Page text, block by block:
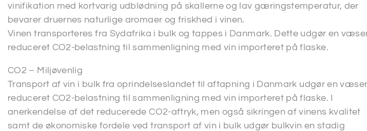
vinifikation med kortvarig udblødning på skallerne og lav gæringstemperatur, der
bevarer druernes naturlige aromaer og friskhed i vinen.
Vinen transporteres fra Sydafrika i bulk og tappes i Danmark. Dette udgør en
reduceret CO2-belastning til sammenligning med vin importeret på flaske.
CO2 – Miljøvenlig
Transport af vin i bulk fra oprindelseslandet til aftapning i Danmark udgør en
reduceret CO2-belastning til sammenligning med vin importeret på flaske. I
anerkendelse af det reducerede CO2-aftryk, men også sikringen af vinens kvalitet
samt de økonomiske fordele ved transport af vin i bulk udgør bulkvin en stadig